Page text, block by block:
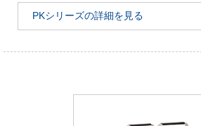
PKシリーズの詳細を見る